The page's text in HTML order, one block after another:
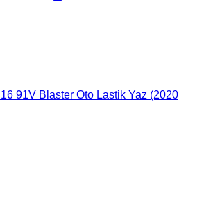
91V Blaster Oto Lastik Yaz (2020